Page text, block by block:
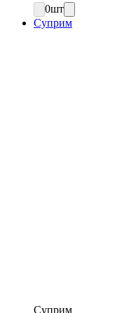
0шт
Суприм
Суприм